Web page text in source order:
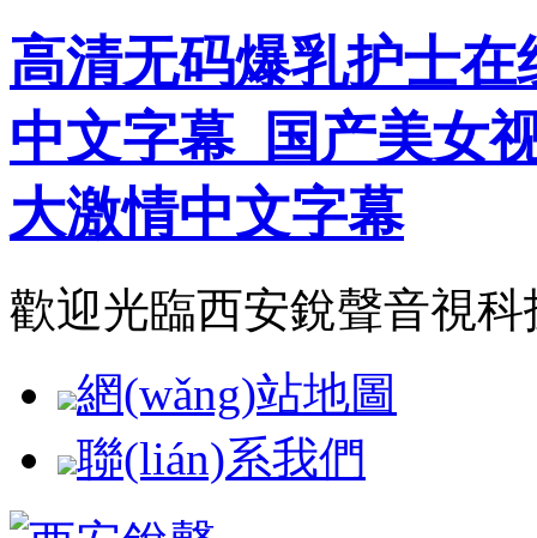
高清无码爆乳护士
中文字幕_国产美女
大激情中文字幕
歡迎光臨西安銳聲音視科
網(wǎng)站地圖
聯(lián)系我們